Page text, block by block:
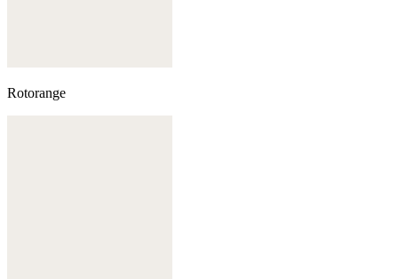
Rotorange